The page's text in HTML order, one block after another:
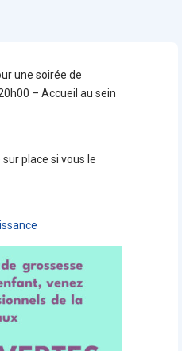
une soirée de
– Accueil au sein
place si vous le